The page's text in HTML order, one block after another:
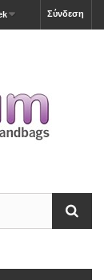
Σύνδεση